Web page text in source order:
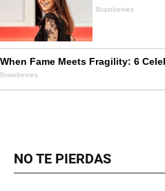
NO TE PIERDAS